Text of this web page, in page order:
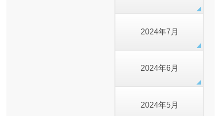
2024年7月
2024年6月
2024年5月